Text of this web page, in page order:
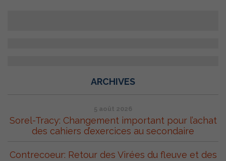
ARCHIVES
5 août 2026
Sorel-Tracy: Changement important pour l’achat
des cahiers d’exercices au secondaire
Contrecoeur: Retour des Virées du fleuve et des